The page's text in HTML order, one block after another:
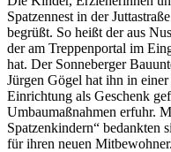
Spatzennest in der
begrüßt. So heißt der aus
der am Treppenportal im
hat. Der Sonneberger
Jürgen Gögel hat ihn in
Einrichtung als Geschenk
Umbaumaßnahmen erfuhr.
Spatzenkindern“ bedankten
für ihren neuen Mitbewohner.